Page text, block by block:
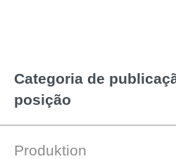
Categoria de
posição
Produktion